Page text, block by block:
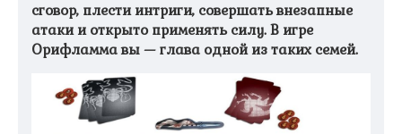
сговор, плести интриги, совершать внезапные
атаки и открыто применять силу. В игре
Орифламма вы — глава одной из таких семей.